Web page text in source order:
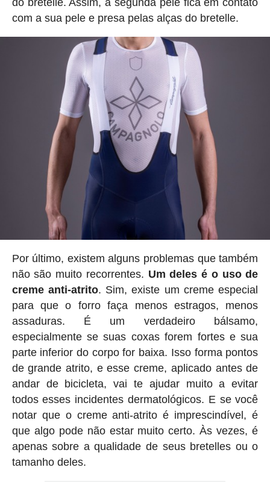
do bretelle. Assim, a segunda pele fica em contato
com a sua pele e presa pelas alças do bretelle.
Por último, existem alguns problemas que também
não são muito recorrentes. Um deles é o uso de
creme anti-atrito. Sim, existe um creme especial
para que o forro faça menos estragos, menos
assaduras. É um verdadeiro bálsamo,
especialmente se suas coxas forem fortes e sua
parte inferior do corpo for baixa. Isso forma pontos
de grande atrito, e esse creme, aplicado antes de
andar de bicicleta, vai te ajudar muito a evitar
todos esses incidentes dermatológicos. E se você
notar que o creme anti-atrito é imprescindível, é
que algo pode não estar muito certo. Às vezes, é
apenas sobre a qualidade de seus bretelles ou o
tamanho deles.